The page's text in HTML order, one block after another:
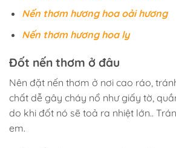
Nến thơm hương hoa oải hương
Nến thơm hương hoa ly
Đốt nến thơm ở đâu
Nên đặt nến thơm ở nơi cao ráo,
chất dễ gây cháy nổ như giấy tờ,
do khi đốt nó sẽ toả ra nhiệt lớn..
em.